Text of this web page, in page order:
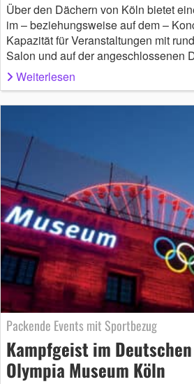
Über den Dächern von Köln bietet
im – beziehungsweise auf dem –
Kapazität für Veranstaltungen mit
Salon und auf der angeschlossenen
Weiterlesen
Packende Events mit Sportbezug
Kampfgeist im
Olympia Museum Köln